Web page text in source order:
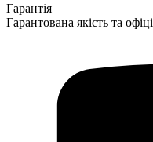
Гарантія
Гарантована якість та